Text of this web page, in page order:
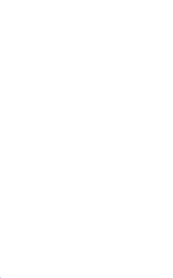
et (...)